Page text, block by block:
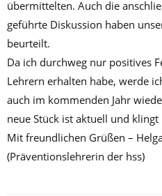
übermittelten. Auch die
geführte Diskussion haben
beurteilt.
Da ich durchweg nur positives
Lehrern erhalten habe, werde
auch im kommenden Jahr
neue Stück ist aktuell und klingt
Mit freundlichen Grüßen –
(Präventionslehrerin der hss)